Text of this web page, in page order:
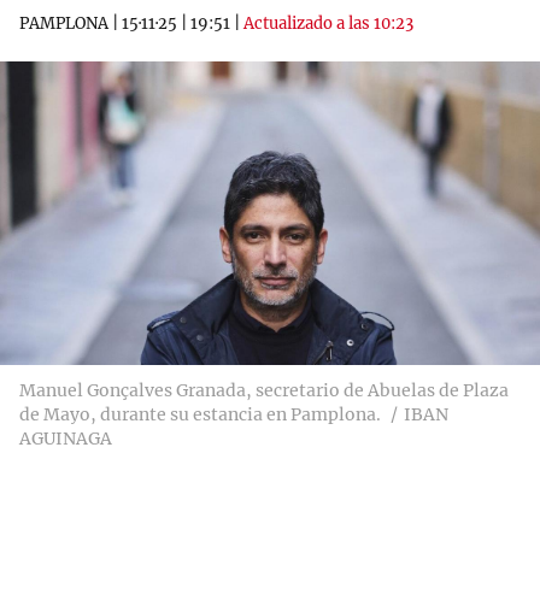
PAMPLONA| 15·11·25 19:51 |Actualizado a las 10:23
Manuel Gonçalves Granada, secretario de Abuelas de Plaza
de Mayo, durante su estancia en Pamplona.
IBAN
AGUINAGA